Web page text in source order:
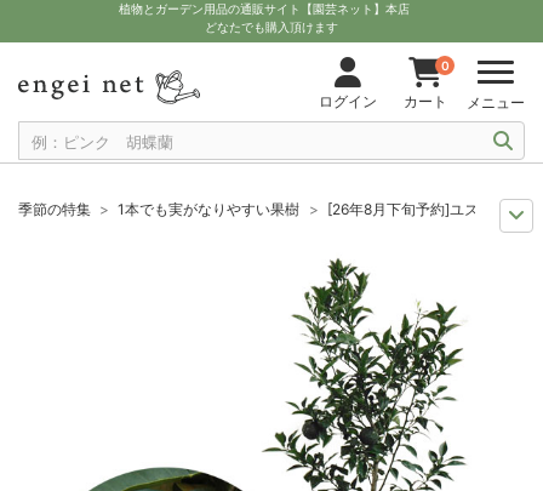
植物とガーデン用品の通販サイト【園芸ネット】本店
どなたでも購入頂けます
ログイン
0
カート メニュー
季節の特集 1本でも実がなりやすい果樹
[26年8月下旬予約]ユズ（柚子
[26年8月下旬予約]ユズ（柚子）：ホンユズ（本